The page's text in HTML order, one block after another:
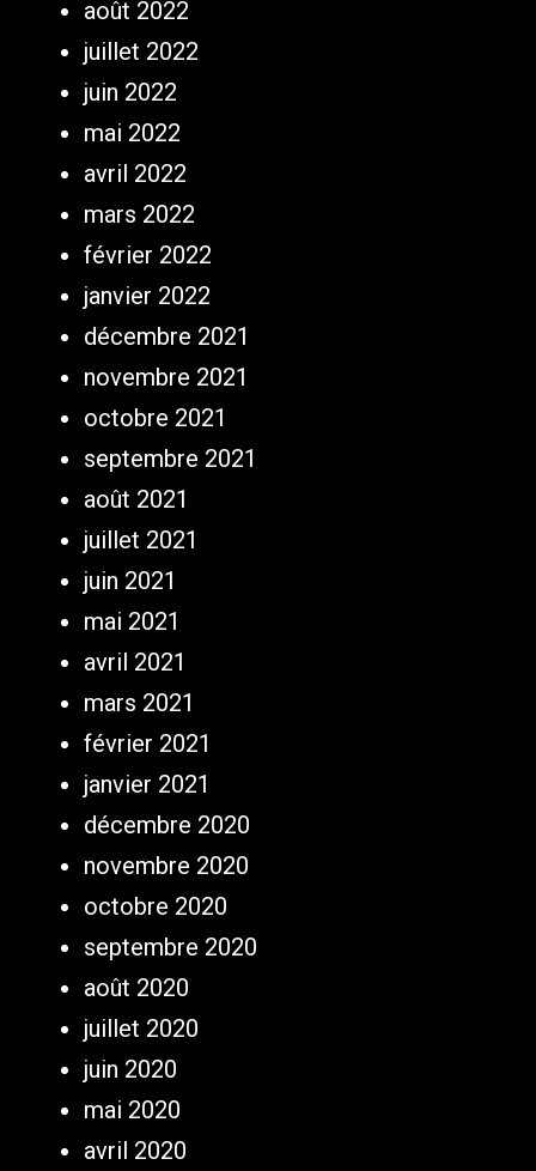
août 2022
juillet 2022
juin 2022
mai 2022
avril 2022
mars 2022
février 2022
janvier 2022
décembre 2021
novembre 2021
octobre 2021
septembre 2021
août 2021
juillet 2021
juin 2021
mai 2021
avril 2021
mars 2021
février 2021
janvier 2021
décembre 2020
novembre 2020
octobre 2020
septembre 2020
août 2020
juillet 2020
juin 2020
mai 2020
avril 2020